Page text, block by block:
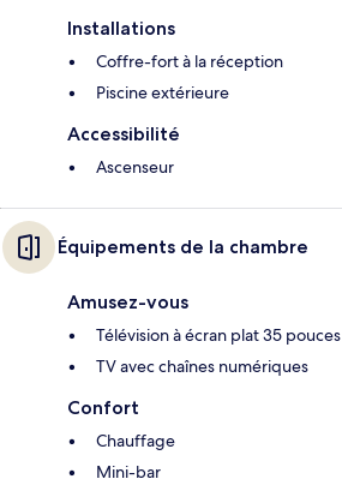
Installations
Coffre-fort à la réception
Piscine extérieure
Accessibilité
Ascenseur
Équipements de la chambre
Amusez-vous
Télévision à écran plat 35 pouces
TV avec chaînes numériques
Confort
Chauffage
Mini-bar